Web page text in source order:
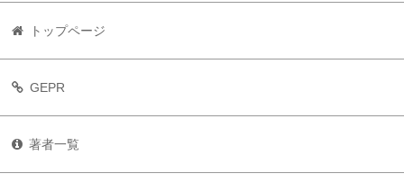
トップページ
GEPR
著者一覧